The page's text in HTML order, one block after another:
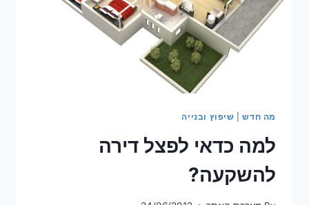
מה חדש| שיפוץ ובנייה
למה כדאי לפצל דירה
להשקעה?